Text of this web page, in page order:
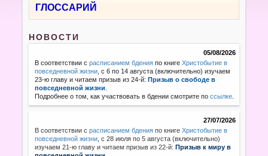
ГЛОССАРИЙ
НОВОСТИ
05/08/2026
В соответствии срасписанием бдения по книгеХристобытие в
повседневной жизни , с 6 по 14 августа (включительно) изучаем
23-ю главу и читаем призыв из 24-й:Призыв о свободе в
повседневной жизни
Подробнее о том, как участвовать в бдении смотрите поссылке
27/07/2026
В соответствии с расписанием бдения по книгеХристобытие в
повседневной жизни с 28 июля по 5 августа (включительно)
изучаем 21-ю главу и читаем призыв из 22-й:Призыв к миру в